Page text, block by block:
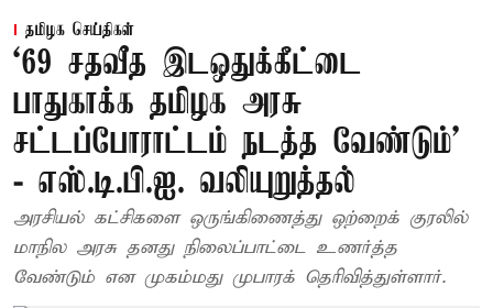
தமிழக செய்திகள்
‘69 சதவீத இடஒதுக்கீட்டை
பாதுகாக்க தமிழக அரசு
சட்டப்போராட்டம் நடத்த வேண்டும்’
- எஸ்.டி.பி.ஐ. வலியுறுத்தல்
அரசியல் கட்சிகளை ஒருங்கிணைத்து ஒற்றைக் குரலில்
மாநில அரசு தனது நிலைப்பாட்டை உணர்த்த
வேண்டும் என முகம்மது முபாரக் தெரிவித்துள்ளார்.